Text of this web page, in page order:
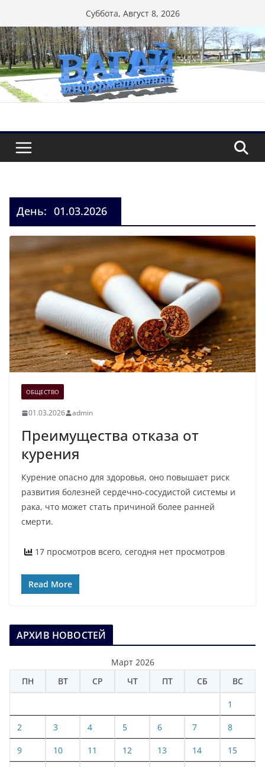
к
содержимому
Суббота, Август 8, 2026
День: 01.03.2026
ОБЩЕСТВО
01.03.2026 admin
Преимущества отказа от
курения
Курение опасно для здоровья, оно повышает риск
развития болезней сердечно-сосудистой системы и
рака, что может стать причиной более ранней
смерти.
17 просмотров всего, сегодня нет просмотров
Read More
АРХИВ НОВОСТЕЙ
Март 2026
ПН
ВТ СР ЧТ ПТ СБ ВС
1
2 3 4 5 6 7 8
9 10 11 12 13 14 15